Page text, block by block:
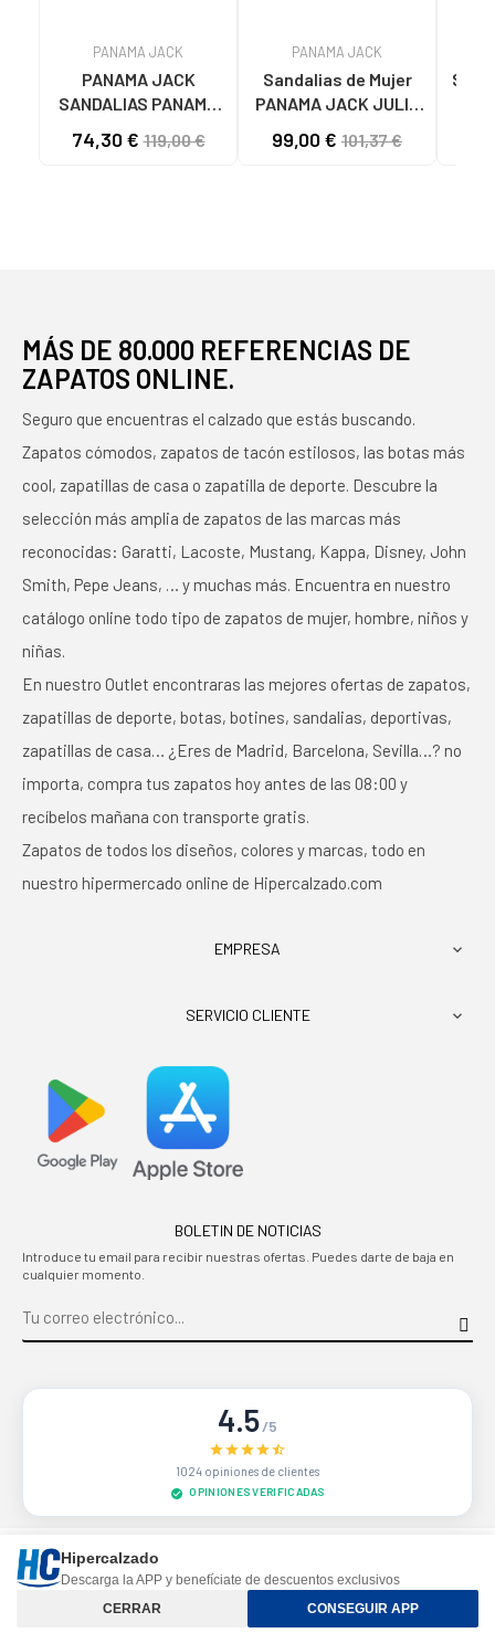
PANAMA JACK
PANAMA JACK
SANDALIAS PANAMA
CUERO NAPA EN
74,30 €119,00 €
PANAMA JACK
Sandalias de Mujer
PANAMA JACK JULIA
MARINO
99,00 € 101,37 €
MÁS DE 80.000 REFERENCIAS DE
ZAPATOS ONLINE.
Seguro que encuentras el calzado que estás buscando.
Zapatos cómodos, zapatos de tacón estilosos, las botas más
cool, zapatillas de casa o zapatilla de deporte. Descubre la
selección más amplia de zapatos de las marcas más
reconocidas: Garatti, Lacoste, Mustang, Kappa, Disney, John
Smith, Pepe Jeans, … y muchas más. Encuentra en nuestro
catálogo online todo tipo de zapatos de mujer, hombre, niños y
niñas.
En nuestro Outlet encontraras las mejores ofertas de zapatos,
zapatillas de deporte, botas, botines, sandalias, deportivas,
zapatillas de casa… ¿Eres de Madrid, Barcelona, Sevilla…? no
importa, compra tus zapatos hoy antes de las 08:00 y
recíbelos mañana con transporte gratis.
Zapatos de todos los diseños, colores y marcas, todo en
nuestro hipermercado online de Hipercalzado.com
EMPRESA 
SERVICIO CLIENTE 
BOLETIN DE NOTICIAS
Introduce tu email para recibir nuestras ofertas. Puedes darte de baja en
cualquier momento.
4.5/5
1024 opiniones de clientes
OPINIONES VERIFICADAS
Sitio protegido por reCAPTCHA.
Controle su privacidad
Hipercalzado
Descarga la APP y benefíciate de descuentos exclusivos
CERRAR
CONSEGUIR APP